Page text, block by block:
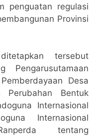
penguatan regulasi
Provinsi
tersebut
Pengarusutamaan
Desa
Perubahan Bentuk
Internasional
Internasional
tentang